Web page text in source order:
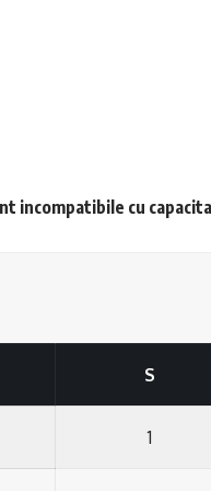
incompatibile cu
S
1